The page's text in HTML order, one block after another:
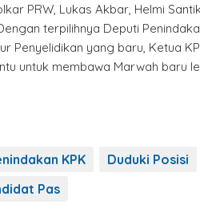
PRW, Lukas Akbar, Helmi
terpilihnya Deputi
Penyelidikan yang baru, Ketua
untuk membawa Marwah baru
KPK Duduki Posisi
Pas